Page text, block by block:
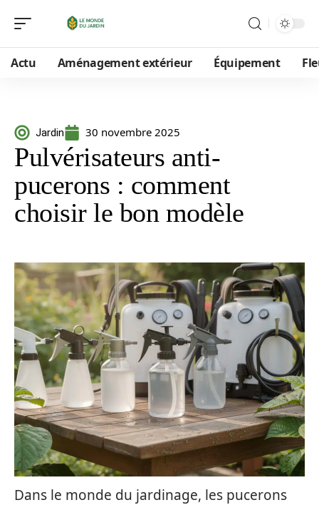
Actu Aménagement extérieur Équipement
Jardin 30 novembre 2025
Pulvérisateurs anti-
pucerons : comment
choisir le bon modèle
Dans le monde du jardinage, les pucerons